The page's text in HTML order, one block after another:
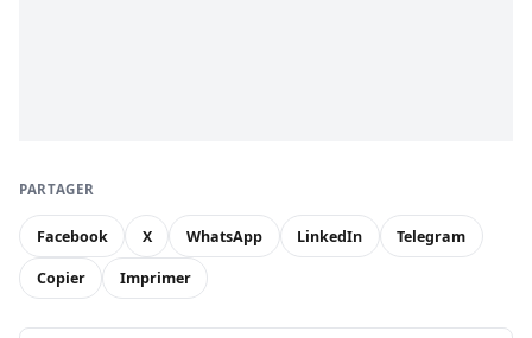
PARTAGER
Facebook X WhatsApp LinkedIn Telegram
Copier Imprimer